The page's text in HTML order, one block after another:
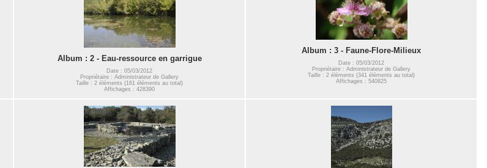
Album : 2 - Eau-ressource en garrigue
Date : 05/03/2012
Propriétaire : Administrateur de Gallery
Taille : 2 éléments (161 éléments au total)
Affichages : 428390
Album : 3 - Faune-Flore-Milieux
Date : 05/03/2012
Propriétaire : Administrateur de Gallery
Taille : 2 éléments (341 éléments au total)
Affichages : 540825